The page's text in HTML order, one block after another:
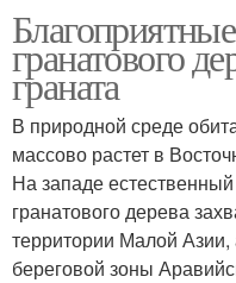
гранатового
граната
В природной среде
массово растет в
На западе
гранатового дерева
территории Малой
береговой зоны